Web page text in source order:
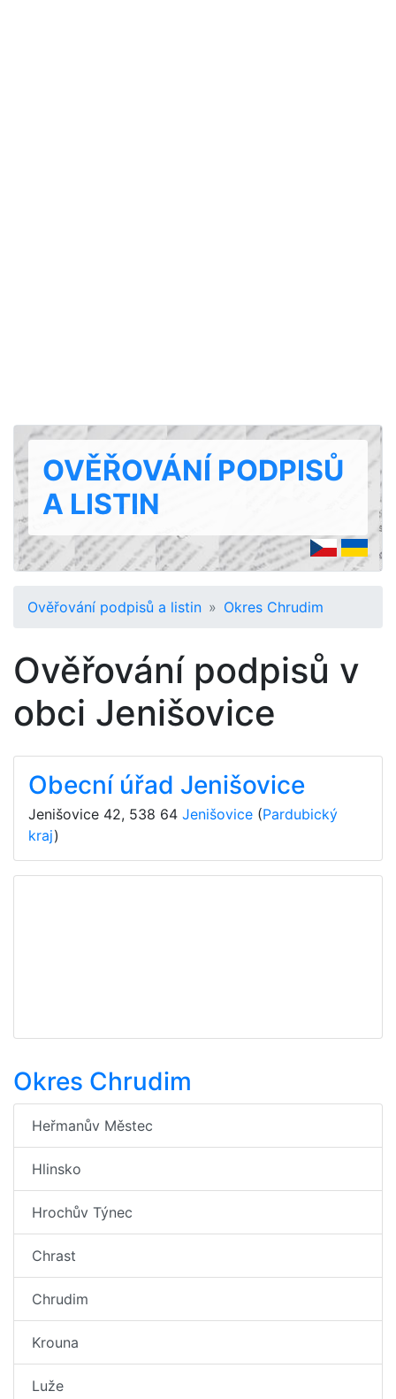
OVĚŘOVÁNÍ PODPISŮ
A LISTIN
Ověřování podpisů a listin Okres Chrudim
Ověřování podpisů v
obci Jenišovice
Obecní úřad Jenišovice
Jenišovice 42, 538 64 Jenišovice (Pardubický
kraj)
Okres Chrudim
Heřmanův Městec
Hlinsko
Hrochův Týnec
Chrast
Chrudim
Krouna
Luže